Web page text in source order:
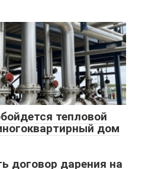
тепловой
дом
договор дарения на